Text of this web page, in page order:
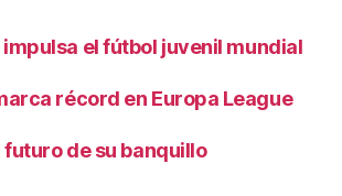
el fútbol juvenil mundial
récord en Europa League
futuro de su banquillo